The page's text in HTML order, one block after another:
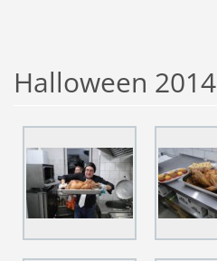
Halloween 2014